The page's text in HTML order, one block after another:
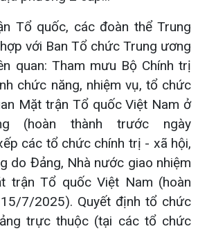
Tổ quốc, các đoàn thể Trung
với Ban Tổ chức Trung ương
quan: Tham mưu Bộ Chính trị
chức năng, nhiệm vụ, tổ chức
Mặt trận Tổ quốc Việt Nam ở
(hoàn thành trước ngày
các tổ chức chính trị - xã hội,
do Đảng, Nhà nước giao nhiệm
trận Tổ quốc Việt Nam (hoàn
7/2025). Quyết định tổ chức
trực thuộc (tại các tổ chức